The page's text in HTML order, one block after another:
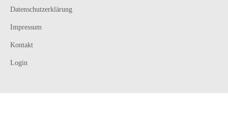
Datenschutzerklärung
Impressum
Kontakt
Login